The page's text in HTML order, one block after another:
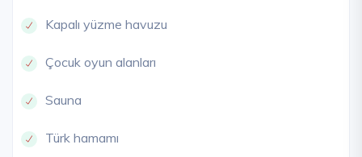
Kapalı yüzme havuzu
Çocuk oyun alanları
Sauna
Türk hamamı